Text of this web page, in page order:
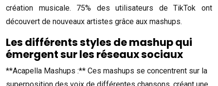
création musicale. 75% des utilisateurs de TikTok ont
découvert de nouveaux artistes grâce aux mashups.
Les différents styles de mashup qui
émergent sur les réseaux sociaux
**Acapella Mashups :** Ces mashups se concentrent sur la